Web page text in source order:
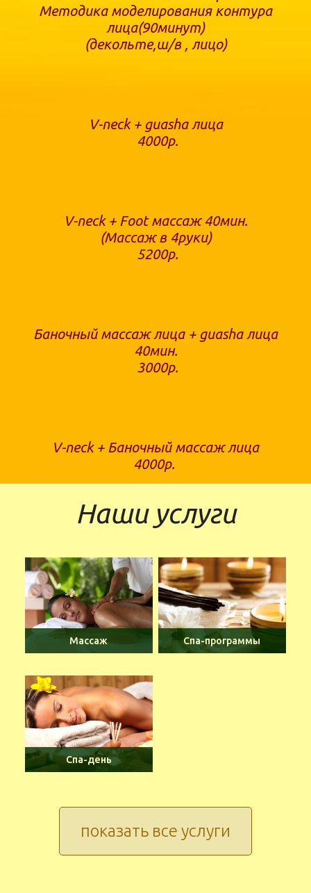
Методика моделирования контура
лица(90минут)
(декольте,ш/в , лицо)
V-neck + guasha лица
4000р.
V-neck + Foot массаж 40мин.
(Массаж в 4руки)
5200р.
Баночный массаж лица + guasha лица
40мин.
3000р.
V-neck + Баночный массаж лица
4000р.
Наши услуги
Массаж Спа-программы
Спа-день
показать все услуги